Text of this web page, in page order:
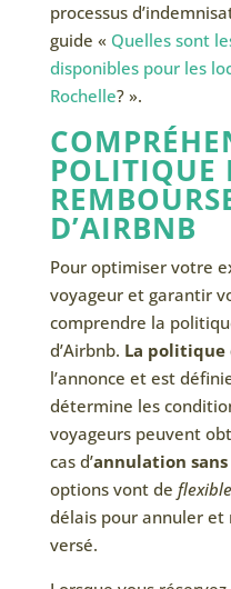
processus
guide « Quelles sont
disponibles pour les
Rochelle? ».
POLITIQUE
D’AIRBNB
Pour optimiser votre
voyageur et garantir
comprendre la
d’Airbnb. La politique
l’annonce et est
détermine les
voyageurs peuvent
cas d’annulation
options vont de flexible
délais pour annuler
versé.